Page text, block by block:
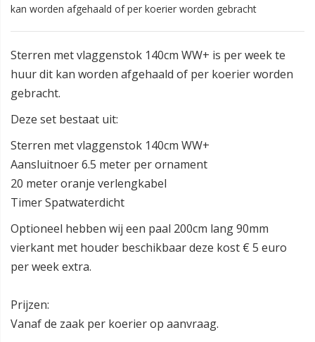
kan worden afgehaald of per koerier worden gebracht
Sterren met vlaggenstok 140cm WW+ is per week te
huur dit kan worden afgehaald of per koerier worden
gebracht.
Deze set bestaat uit:
Sterren met vlaggenstok 140cm WW+
Aansluitnoer 6.5 meter per ornament
20 meter oranje verlengkabel
Timer Spatwaterdicht
Optioneel hebben wij een paal 200cm lang 90mm
vierkant met houder beschikbaar deze kost € 5 euro
per week extra.
Prijzen:
Vanaf de zaak per koerier op aanvraag.